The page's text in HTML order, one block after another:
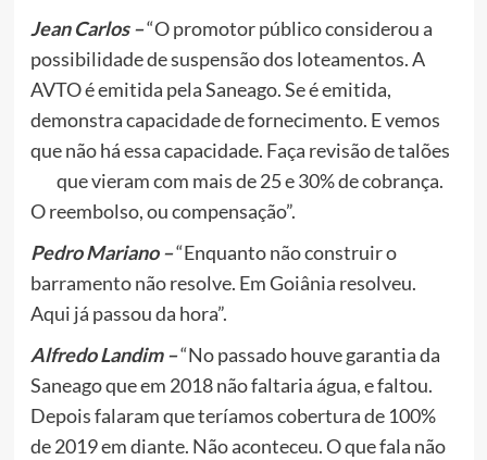
Jean Carlos –“O promotor público considerou a
possibilidade de suspensão dos loteamentos. A
AVTO é emitida pela Saneago. Se é emitida,
demonstra capacidade de fornecimento. E vemos
que não há essa capacidade. Faça revisão de talões
que vieram com mais de 25 e 30% de cobrança.
O reembolso, ou compensação”.
Pedro Mariano –“Enquanto não construir o
barramento não resolve. Em Goiânia resolveu.
Aqui já passou da hora”.
Alfredo Landim –“No passado houve garantia da
Saneago que em 2018 não faltaria água, e faltou.
Depois falaram que teríamos cobertura de 100%
de 2019 em diante. Não aconteceu. O que fala não